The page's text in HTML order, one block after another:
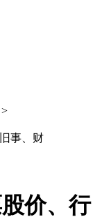
>
事、财
价、行